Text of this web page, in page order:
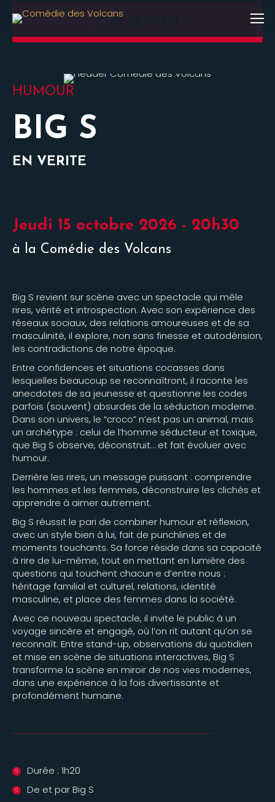
HUMOUR
BIG S
EN VERITE
Jeudi 15 octobre 2026 - 20h30
à la Comédie des Volcans
Big S revient sur scène avec un spectacle qui mêle
rires, vérité et introspection. Avec son expérience des
réseaux sociaux, des relations amoureuses et de sa
masculinité, il explore, non sans finesse et autodérision,
les contradictions de notre époque.
Entre confidences et situations cocasses dans
lesquelles beaucoup se reconnaîtront, il raconte les
anecdotes de sa jeunesse et questionne les codes
parfois (souvent) absurdes de la séduction moderne.
Dans son univers, le “croco” n’est pas un animal, mais
un archétype : celui de l’homme séducteur et toxique,
que Big S observe, déconstruit… et fait évoluer avec
humour.
Derrière les rires, un message puissant : comprendre
les hommes et les femmes, déconstruire les clichés et
apprendre à aimer autrement.
Big S réussit le pari de combiner humour et réflexion,
avec un style bien à lui, fait de punchlines et de
moments touchants. Sa force réside dans sa capacité
à rire de lui-même, tout en mettant en lumière des
questions qui touchent chacun·e d’entre nous :
héritage familial et culturel, relations, identité
masculine, et place des femmes dans la société.
Avec ce nouveau spectacle, il invite le public à un
voyage sincère et engagé, où l’on rit autant qu’on se
reconnaît. Entre stand-up, observations du quotidien
et mise en scène de situations interactives, Big S
transforme la scène en miroir de nos vies modernes,
dans une expérience à la fois divertissante et
profondément humaine.
Durée : 1h20
De et par Big S